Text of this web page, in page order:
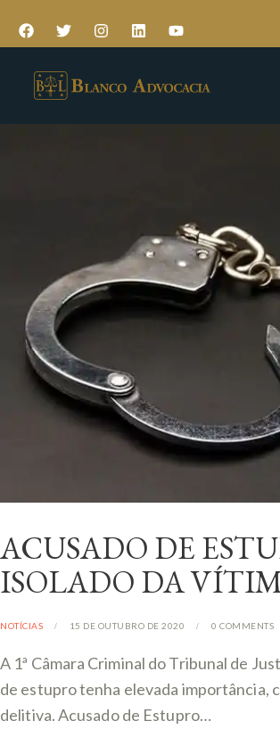
ACUSADO DE
ISOLADO DA
NOTÍCIAS 15 DE OUTUBRO DE 2020 0 COMMENTS
A 1ª Câmara Criminal do Tribunal de
de estupro tenha elevada importância,
delitiva. Acusado de Estupro…